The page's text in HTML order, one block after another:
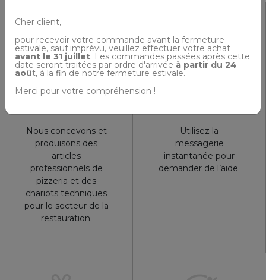
Ce que vous
Nous concevons et
produisons des
articles
professionnels de
pizzeria et des
chariots techniques
pour le secteur de la
restauration.
Utilisez la
messagerie
instantanée pour
demander de l’aide.
Cher client,
pour recevoir votre commande avant la fermeture
estivale, sauf imprévu, veuillez effectuer votre achat
avant le 31 juillet. Les commandes passées après cette
date seront traitées par ordre d'arrivée à partir du 24
août, à la fin de notre fermeture estivale.
Merci pour votre compréhension !